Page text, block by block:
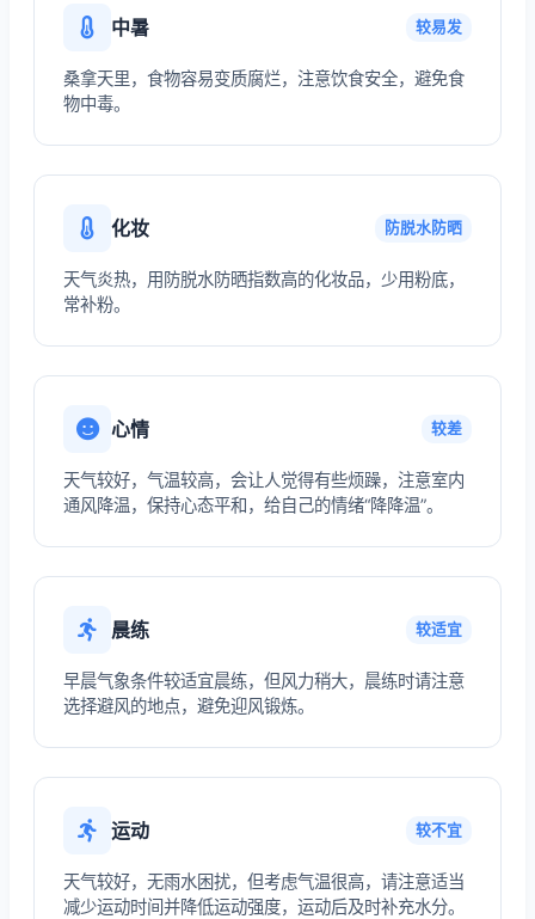
中暑 较易发
桑拿天里，食物容易变质腐烂，注意饮食安全，避免食
物中毒。
化妆 防脱水防晒
天气炎热，用防脱水防晒指数高的化妆品，少用粉底，
常补粉。
心情 较差
天气较好，气温较高，会让人觉得有些烦躁，注意室内
通风降温，保持心态平和，给自己的情绪“降降温”。
晨练 较适宜
早晨气象条件较适宜晨练，但风力稍大，晨练时请注意
选择避风的地点，避免迎风锻炼。
运动 较不宜
天气较好，无雨水困扰，但考虑气温很高，请注意适当
减少运动时间并降低运动强度，运动后及时补充水分。